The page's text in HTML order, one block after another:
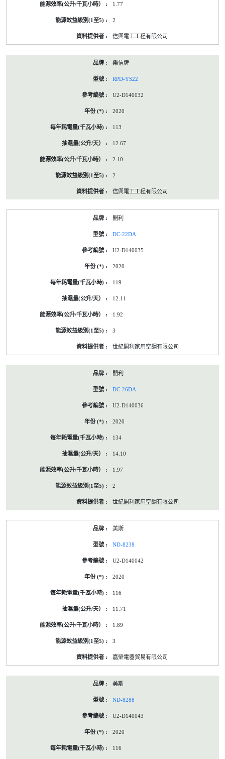
1.77
2
信興電工工程有限公司
樂信牌
RPD-YS22
U2-D140032
2020
113
12.67
2.10
2
信興電工工程有限公司
開利
DC-22DA
U2-D140035
2020
119
12.11
1.92
3
世紀開利家用空調有限公司
開利
DC-26DA
U2-D140036
2020
134
14.10
1.97
2
世紀開利家用空調有限公司
美斯
ND-8238
U2-D140042
2020
116
11.71
1.89
3
嘉榮電器貿易有限公司
美斯
ND-8288
U2-D140043
2020
116